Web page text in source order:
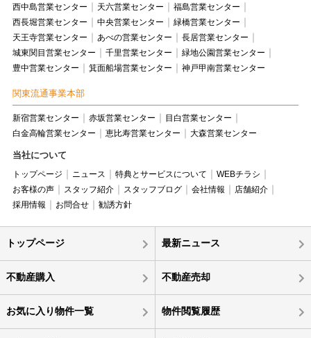
西中島営業センター 天六営業センター
福島営業センター
西長堀営業センター
中央営業センター
緑橋営業センター
天王寺営業センター
あべの営業センター
長居営業センター
城東関目営業センター
千里営業センター
緑地公園営業センター
豊中営業センター
箕面船場営業センター 神戸甲南営業センター
関東流通事業本部
新宿営業センター 赤坂営業センター
目白営業センター
白金高輪営業センター
恵比寿営業センター 大森営業センター
当社について
トップページ ニュース 特典とサービスについて
WEBチラシ
お客様の声
スタッフ紹介 スタッフブログ 会社情報
店舗紹介
採用情報
お問合せ 勧誘方針
トップページ 最新ニュース
不動産購入 不動産売却
お気に入り物件一覧 物件閲覧履歴